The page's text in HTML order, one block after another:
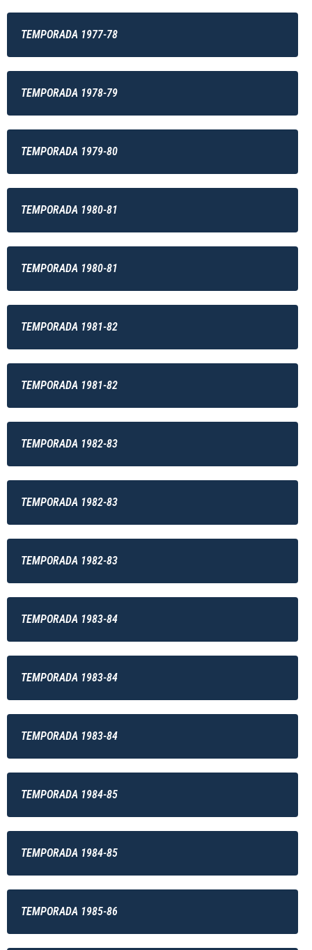
TEMPORADA 1977-78
TEMPORADA 1978-79
TEMPORADA 1979-80
TEMPORADA 1980-81
TEMPORADA 1980-81
TEMPORADA 1981-82
TEMPORADA 1981-82
TEMPORADA 1982-83
TEMPORADA 1982-83
TEMPORADA 1982-83
TEMPORADA 1983-84
TEMPORADA 1983-84
TEMPORADA 1983-84
TEMPORADA 1984-85
TEMPORADA 1984-85
TEMPORADA 1985-86